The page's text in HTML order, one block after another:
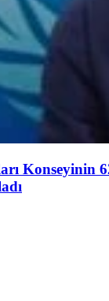
Konseyinin